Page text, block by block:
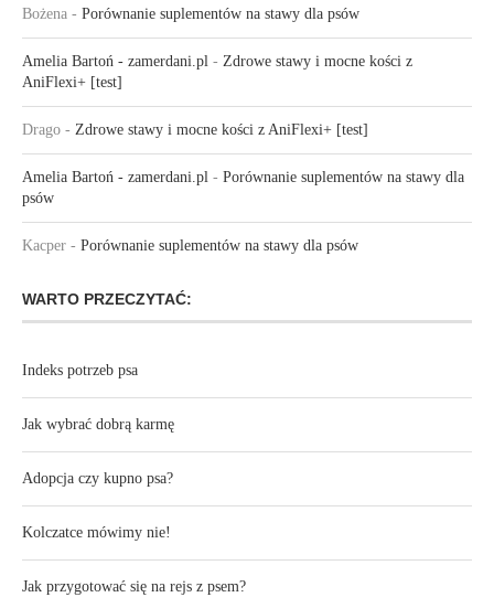
Bożena - Porównanie suplementów na stawy dla psów
Amelia Bartoń - zamerdani.pl - Zdrowe stawy i mocne kości z
AniFlexi+ [test]
Drago - Zdrowe stawy i mocne kości z AniFlexi+ [test]
Amelia Bartoń - zamerdani.pl - Porównanie suplementów na stawy dla
psów
Kacper - Porównanie suplementów na stawy dla psów
WARTO PRZECZYTAĆ:
Indeks potrzeb psa
Jak wybrać dobrą karmę
Adopcja czy kupno psa?
Kolczatce mówimy nie!
Jak przygotować się na rejs z psem?